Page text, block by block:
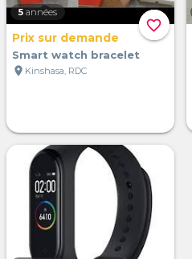
favorite_border
5 années
Prix sur demande
Smart watch bracelet
location_on Kinshasa, RDC